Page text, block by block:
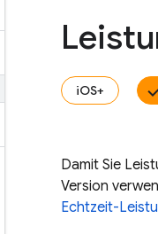
iOS+
Damit Sie
Version
Echtzeit-